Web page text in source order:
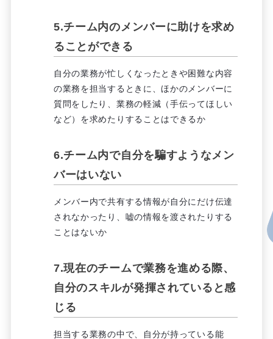
5.チーム内のメンバーに助けを求め
ることができる
自分の業務が忙しくなったときや困難な内容
の業務を担当するときに、ほかのメンバーに
質問をしたり、業務の軽減（手伝ってほしい
など）を求めたりすることはできるか
6.チーム内で自分を騙すようなメン
バーはいない
メンバー内で共有する情報が自分にだけ伝達
されなかったり、嘘の情報を渡されたりする
ことはないか
7.現在のチームで業務を進める際、
自分のスキルが発揮されていると感
じる
担当する業務の中で、自分が持っている能